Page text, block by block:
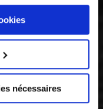
nécessaires